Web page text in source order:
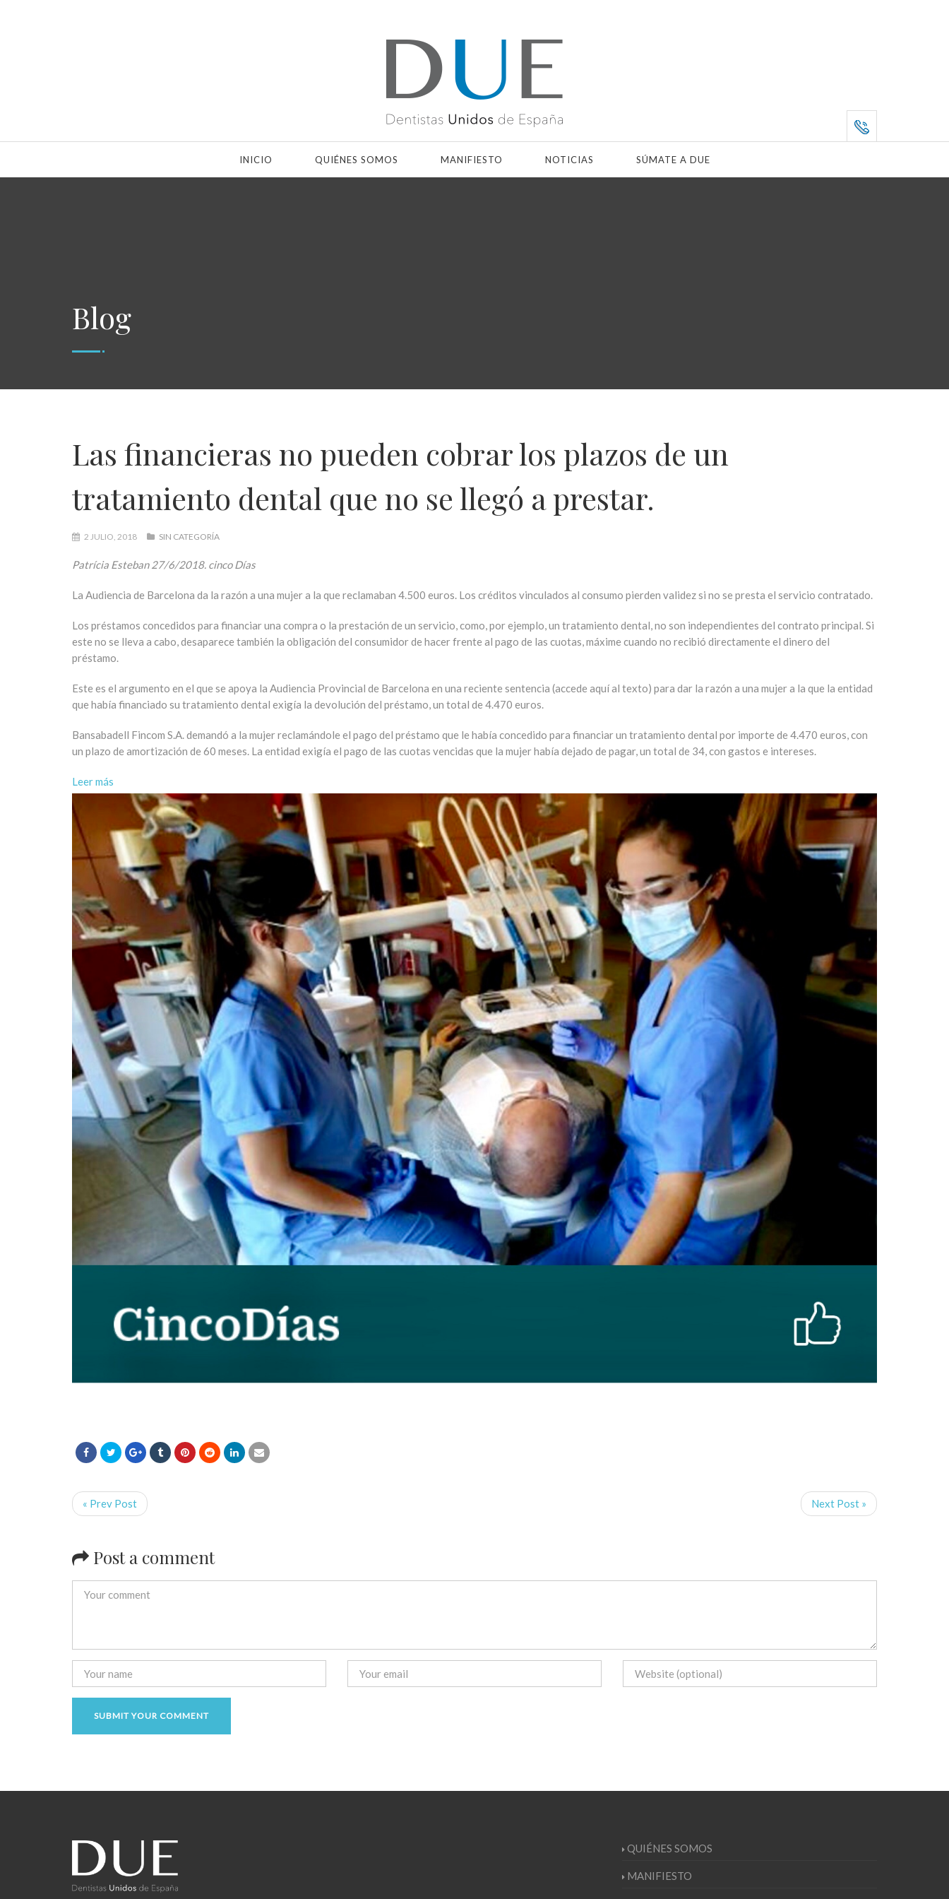
INICIO QUIÉNES SOMOS MANIFIESTO NOTICIAS SÚMATE A DUE
Blog
Las financieras no pueden cobrar los plazos de un
tratamiento dental que no se llegó a prestar.
2 JULIO, 2018 SIN CATEGORÍA
Patrícia Esteban 27/6/2018. cinco Días
La Audiencia de Barcelona da la razón a una mujer a la que reclamaban 4.500 euros. Los créditos vinculados al consumo pierden validez si no se presta el servicio contratado.
Los préstamos concedidos para financiar una compra o la prestación de un servicio, como, por ejemplo, un tratamiento dental, no son independientes del contrato principal. Si
este no se lleva a cabo, desaparece también la obligación del consumidor de hacer frente al pago de las cuotas, máxime cuando no recibió directamente el dinero del
préstamo.
Este es el argumento en el que se apoya la Audiencia Provincial de Barcelona en una reciente sentencia (accede aquí al texto) para dar la razón a una mujer a la que la entidad
que había financiado su tratamiento dental exigía la devolución del préstamo, un total de 4.470 euros.
Bansabadell Fincom S.A. demandó a la mujer reclamándole el pago del préstamo que le había concedido para financiar un tratamiento dental por importe de 4.470 euros, con
un plazo de amortización de 60 meses. La entidad exigía el pago de las cuotas vencidas que la mujer había dejado de pagar, un total de 34, con gastos e intereses.
Leer más
« Prev Post Next Post »
Post a comment
QUIÉNES SOMOS
MANIFIESTO